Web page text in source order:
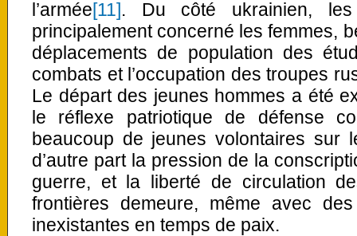
l’armée[11]. Du côté ukrainien,
principalement concerné les femmes,
déplacements de population des
combats et l’occupation des troupes
Le départ des jeunes hommes a été
le réflexe patriotique de défense
beaucoup de jeunes volontaires sur
d’autre part la pression de la
guerre, et la liberté de circulation
frontières demeure, même avec
inexistantes en temps de paix.